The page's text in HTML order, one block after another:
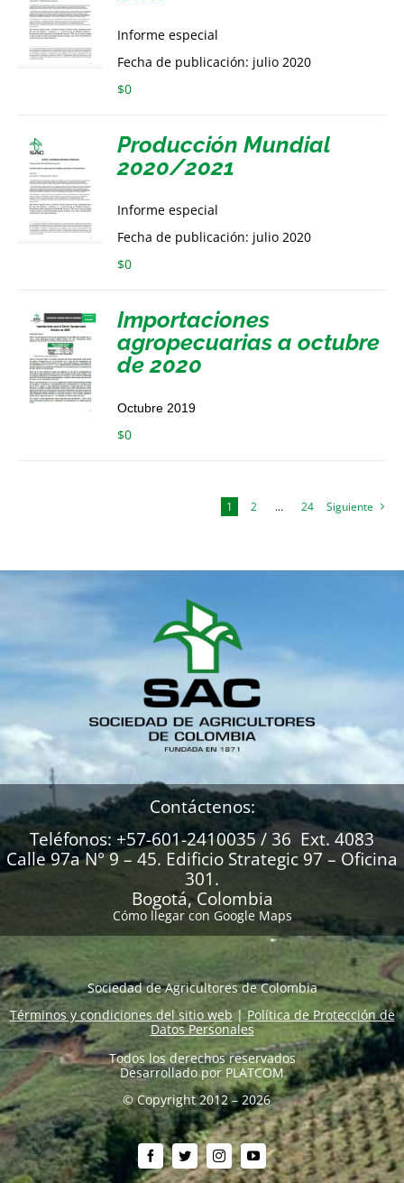
Informe especial
Fecha de publicación: julio 2020
$0
Producción Mundial
2020/2021
Informe especial
Fecha de publicación: julio 2020
$0
Importaciones
agropecuarias a octubre
de 2020
Octubre 2019
$0
1 2 … 24 Siguiente
Contáctenos:
Teléfonos: +57-601-2410035 / 36 Ext. 4083
Calle 97a N° 9 – 45. Edificio Strategic 97 – Oficina
301.
Bogotá, Colombia
Cómo llegar con Google Maps
Sociedad de Agricultores de Colombia
Términos y condiciones del sitio web|Política de Protección de
Datos Personales
Todos los derechos reservados
Desarrollado por PLATCOM
© Copyright 2012 – 2026